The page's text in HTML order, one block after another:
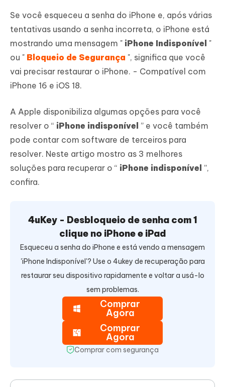
iAnyGo
Se você esqueceu a senha do iPhone e, após várias
tentativas usando a senha incorreta, o iPhone está
mostrando uma mensagem " iPhone Indisponível "
ou " Bloqueio de Segurança ", significa que você
vai precisar restaurar o iPhone. - Compatível com
iPhone 16 e iOS 18.
A Apple disponibiliza algumas opções para você
resolver o “ iPhone indisponível ” e você também
pode contar com software de terceiros para
resolver. Neste artigo mostro as 3 melhores
soluções para recuperar o “ iPhone indisponível ”,
confira.
4uKey - Desbloqueio de senha com 1
clique no iPhone e iPad
Esqueceu a senha do iPhone e está vendo a mensagem
'iPhone Indisponível'? Use o 4ukey de recuperação para
restaurar seu dispositivo rapidamente e voltar a usá-lo
sem problemas.
Comprar
Agora
Comprar
Agora
Comprar com segurança